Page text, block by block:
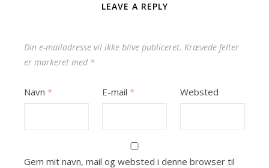
LEAVE A REPLY
Din e-mailadresse vil ikke blive publiceret. Krævede felter
er markeret med *
Navn * E-mail * Websted
Gem mit navn, mail og websted i denne browser til